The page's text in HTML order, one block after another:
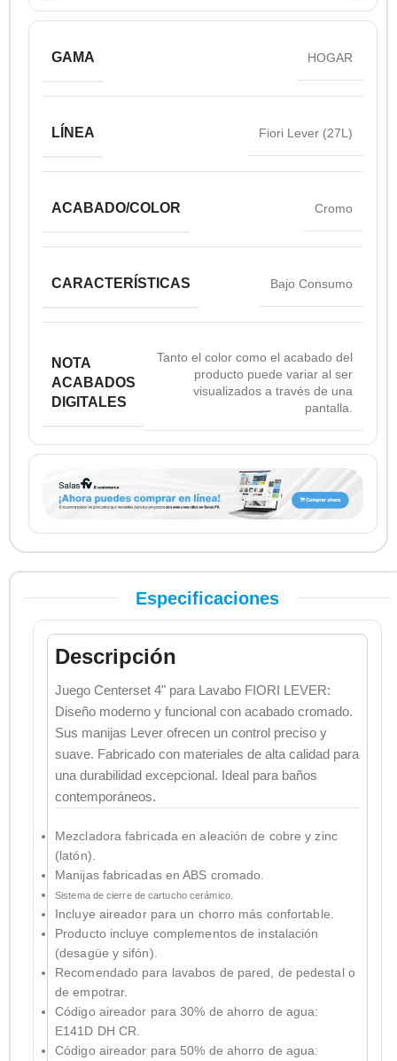
GAMA HOGAR
LÍNEA Fiori Lever (27L)
ACABADO/COLOR Cromo
CARACTERÍSTICAS Bajo Consumo
NOTA
ACABADOS
DIGITALES
Tanto el color como el acabado del
producto puede variar al ser
visualizados a través de una
pantalla.
Especificaciones
Descripción
Juego Centerset 4" para Lavabo FIORI LEVER:
Diseño moderno y funcional con acabado cromado.
Sus manijas Lever ofrecen un control preciso y
suave. Fabricado con materiales de alta calidad para
una durabilidad excepcional. Ideal para baños
contemporáneos.
Mezcladora fabricada en aleación de cobre y zinc
(latón).
Manijas fabricadas en ABS cromado.
Sistema de cierre de cartucho cerámico.
Incluye aireador para un chorro más confortable.
Producto incluye complementos de instalación
(desagüe y sifón).
Recomendado para lavabos de pared, de pedestal o
de empotrar.
Código aireador para 30% de ahorro de agua:
E141D DH CR.
Código aireador para 50% de ahorro de agua: